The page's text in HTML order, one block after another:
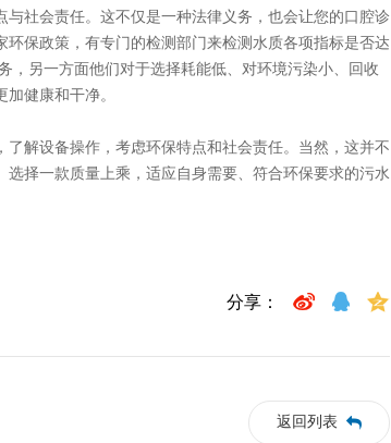
社会责任。这不仅是一种法律义务，也会让您的口腔诊
保政策，有专门的检测部门来检测水质各项指标是否达
，另一方面他们对于选择耗能低、对环境污染小、回收
健康和干净。
解设备操作，考虑环保特点和社会责任。当然，这并不
择一款质量上乘，适应自身需要、符合环保要求的污水
分享：
返回列表